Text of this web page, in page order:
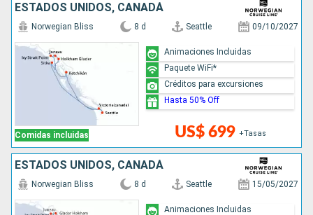
ESTADOS UNIDOS, CANADÁ
Comidas incluidas
Norwegian Bliss 8 d Seattle 09/10/2027
US$ 699 +Tasas
Animaciones Incluidas
Paquete WiFi*
Créditos para excursiones
Hasta 50% Off
ESTADOS UNIDOS, CANADÁ
Norwegian Bliss 8 d Seattle 15/05/2027
Animaciones Incluidas